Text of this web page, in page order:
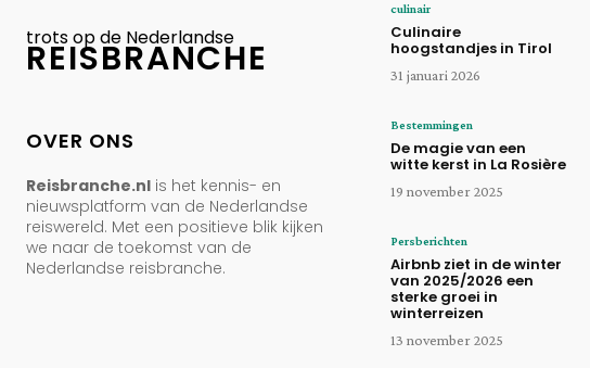
trots op de Nederlandse
REISBRANCHE
OVER ONS
Reisbranche.nl is het kennis- en
nieuwsplatform van de Nederlandse
reiswereld. Met een positieve blik kijken
we naar de toekomst van de
Nederlandse reisbranche.
culinair
Culinaire
hoogstandjes in Tirol
31 januari 2026
Bestemmingen
De magie van een
witte kerst in La Rosière
19 november 2025
Persberichten
Airbnb ziet in de winter
van 2025/2026 een
sterke groei in
winterreizen
13 november 2025